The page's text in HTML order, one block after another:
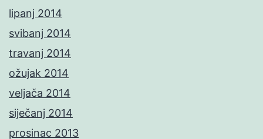
lipanj 2014
svibanj 2014
travanj 2014
ožujak 2014
veljača 2014
siječanj 2014
prosinac 2013